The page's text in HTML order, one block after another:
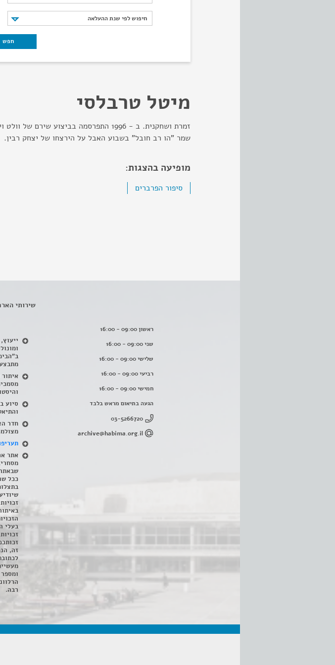
חיפוש לפי שנת ההעלאה
חיפוש לפי שנת ההעלאה
חפש
מיטל טרבלסי
זמרת ושחקנית. ב - 1996 התפרסמה בביצוע שירם של
שמר "הו רב חובל" בשבוע האבל על הירצחו של יצחק רבין.
מופיעה בהצגות:
סיפור הפרברים
ראשון 09:00 - 16:00
שני 09:00 - 16:00
שלישי 09:00 - 16:00
רביעי 09:00 - 16:00
חמישי 09:00 - 16:00
הגעה בתיאום מראש בלבד
03-5266720
archive@habima.org.il
שירותי
איתור
סיוע
אתר
ככל
זה,
רבה.